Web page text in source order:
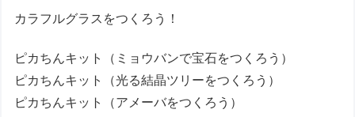
カラフルグラスをつくろう！
ピカちんキット（ミョウバンで宝石をつくろう）
ピカちんキット（光る結晶ツリーをつくろう）
ピカちんキット（アメーバをつくろう）